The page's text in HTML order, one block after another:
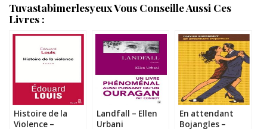
Tuvastabimerlesyeux Vous Conseille Aussi Ces
Livres :
Histoire de la
Violence –
Landfall – Ellen
Urbani
En attendant
Bojangles –